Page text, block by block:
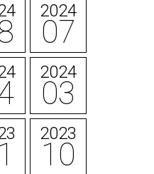
2024
07
2024
03
2023
10